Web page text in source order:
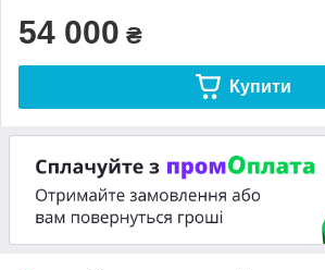
54 000 ₴
Купити